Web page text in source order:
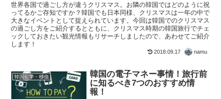
世界各国で過ごし方が違うクリスマス。お隣の韓国ではどのように祝
ってるかご存知ですか？韓国でも日本同様、クリスマスは一年の中で
大きなイベントとして捉えられています。今回は韓国でのクリスマス
の過ごし方をご紹介するとともに、クリスマス時期の韓国旅行でチェ
ックしておきたい観光情報もリサーチしましたので、あわせてご紹介
します！
2018.09.17 namu
韓国留学・移住
韓国の電子マネー事情！旅行前
に知るべき7つのおすすめ情
報！